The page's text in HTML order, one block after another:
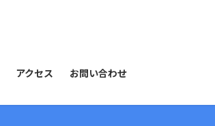
アクセス お問い合わせ